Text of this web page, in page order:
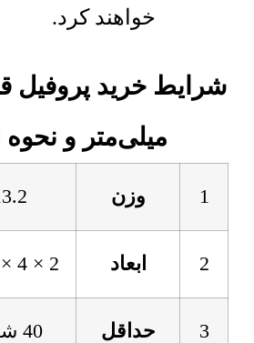
خواهند کرد.
میلی‌متر و
1 وزن 13.2
2 ابعاد 2 × 4 × 600 سانتیمتر
3
حداقل
40 شاخه 6 متری